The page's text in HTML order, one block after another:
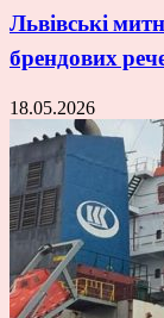
Львівські
брендових
18.05.2026